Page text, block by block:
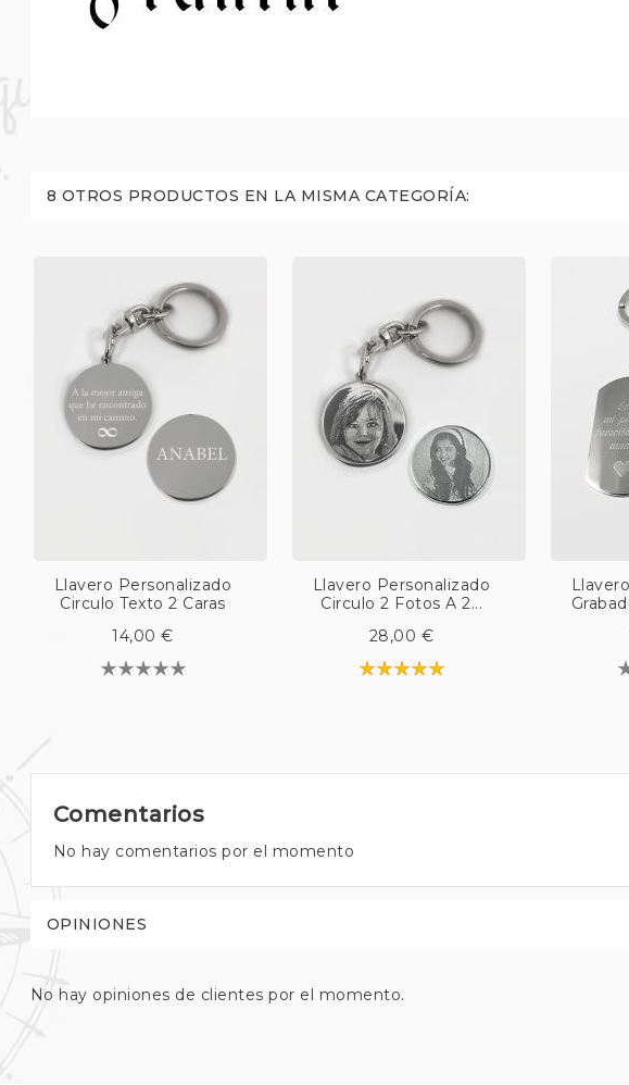
8 OTROS PRODUCTOS EN LA MISMA CATEGORÍA:
Llavero Personalizado
Circulo Texto 2 Caras
14,00 €
Llavero Personalizado
Circulo 2 Fotos A 2...
28,00 €
Comentarios
No hay comentarios por el momento
OPINIONES
No hay opiniones de clientes por el momento.